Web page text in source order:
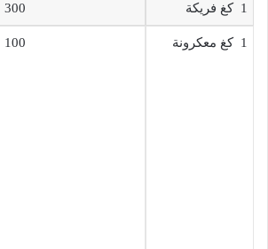
1 كغ فريكة 300
1 كغ معكرونة 100